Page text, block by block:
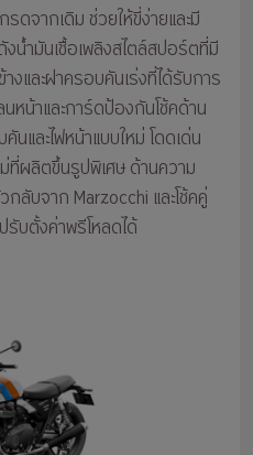
ดจากเดิม ช่วยให้ขี่ง่ายและมี
น้ำมันเชื้อเพลิงสไตล์สปอร์ตที่มี
งและฝาครอบคันเร่งที่ได้รับการ
หน้าและการ์ดป้องกันโช้คด้าน
นและไฟหน้าแบบใหม่ โดดเด่น
ที่ผลิตขึ้นรูปพิเศษ ด้านความ
ลับจาก Marzocchi และโช้คคู่
บตั้งค่าพรีโหลดได้